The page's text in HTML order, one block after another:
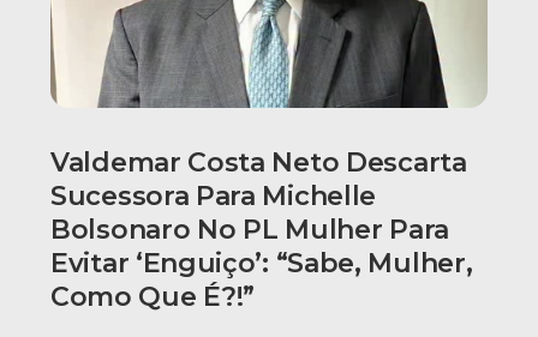
Valdemar Costa Neto Descarta
Sucessora Para Michelle
Bolsonaro No PL Mulher Para
Evitar ‘enguiço’: “Sabe, Mulher,
Como Que É?!”